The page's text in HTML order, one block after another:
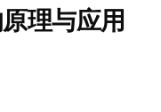
理与应用